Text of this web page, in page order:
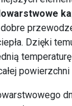
Dzięki
powierzchni